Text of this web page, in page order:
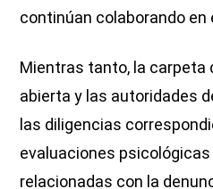
continúan colaborando en
Mientras tanto, la carpeta
abierta y las autoridades
las diligencias
evaluaciones
relacionadas con la